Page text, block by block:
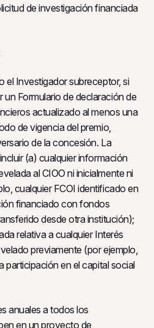
de investigación financiada
el Investigador subreceptor, si
un Formulario de declaración de
actualizado al menos una
de vigencia del premio,
de la concesión. La
(a) cualquier información
al CIOO ni inicialmente ni
cualquier FCOI identificado en
financiado con fondos
desde otra institución);
relativa a cualquier Interés
previamente (por ejemplo,
participación en el capital social
anuales a todos los
en un proyecto de